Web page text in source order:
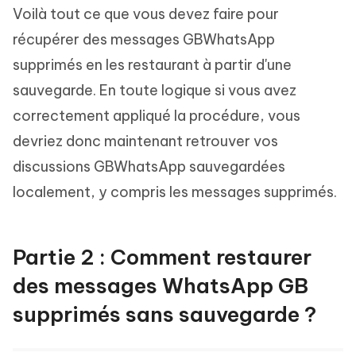
Voilà tout ce que vous devez faire pour
récupérer des messages GBWhatsApp
supprimés en les restaurant à partir d'une
sauvegarde. En toute logique si vous avez
correctement appliqué la procédure, vous
devriez donc maintenant retrouver vos
discussions GBWhatsApp sauvegardées
localement, y compris les messages supprimés.
Partie 2 : Comment restaurer
des messages WhatsApp GB
supprimés sans sauvegarde ?